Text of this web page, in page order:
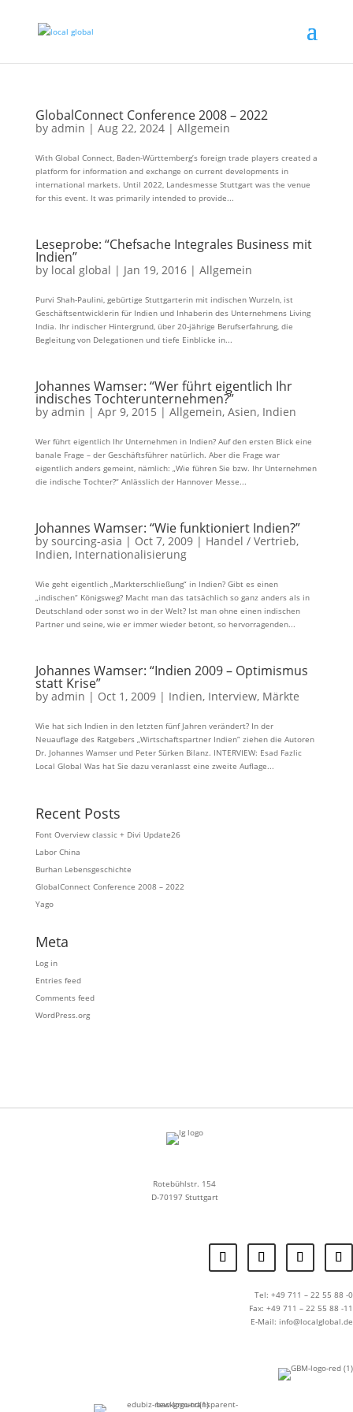
GlobalConnect Conference 2008 – 2022
by admin | Aug 22, 2024| Allgemein
With Global Connect, Baden-Württemberg’s foreign trade players created a
platform for information and exchange on current developments in
international markets. Until 2022, Landesmesse Stuttgart was the venue
for this event. It was primarily intended to provide...
Leseprobe: “Chefsache Integrales Business mit
Indien”
by local global | Jan 19, 2016| Allgemein
Purvi Shah-Paulini, gebürtige Stuttgarterin mit indischen Wurzeln, ist
Geschäftsentwicklerin für Indien und Inhaberin des Unternehmens Living
India. Ihr indischer Hintergrund, über 20-jährige Berufserfahrung, die
Begleitung von Delegationen und tiefe Einblicke in...
Johannes Wamser: “Wer führt eigentlich Ihr
indisches Tochterunternehmen?”
by admin | Apr 9, 2015 | Allgemein, Asien, Indien
Wer führt eigentlich Ihr Unternehmen in Indien? Auf den ersten Blick eine
banale Frage – der Geschäftsführer natürlich. Aber die Frage war
eigentlich anders gemeint, nämlich: „Wie führen Sie bzw. Ihr Unternehmen
die indische Tochter?“ Anlässlich der Hannover Messe...
Johannes Wamser: “Wie funktioniert Indien?”
by sourcing-asia | Oct 7, 2009| Handel / Vertrieb,
Indien, Internationalisierung
Wie geht eigentlich „Markterschließung“ in Indien? Gibt es einen
„indischen“ Königsweg? Macht man das tatsächlich so ganz anders als in
Deutschland oder sonst wo in der Welt? Ist man ohne einen indischen
Partner und seine, wie er immer wieder betont, so hervorragenden...
Johannes Wamser: “Indien 2009 – Optimismus
statt Krise”
by admin | Oct 1, 2009| Indien, Interview, Märkte
Wie hat sich Indien in den letzten fünf Jahren verändert? In der
Neuauflage des Ratgebers „Wirtschaftspartner Indien“ ziehen die Autoren
Dr. Johannes Wamser und Peter Sürken Bilanz. INTERVIEW: Esad Fazlic
Local Global Was hat Sie dazu veranlasst eine zweite Auflage...
Recent Posts
Font Overview classic + Divi Update26
Labor China
Burhan Lebensgeschichte
GlobalConnect Conference 2008 – 2022
Yago
Meta
Log in
Entries feed
Comments feed
WordPress.org
Rotebühlstr. 154
D-70197 Stuttgart
Tel: +49 711 – 22 55 88 -0
Fax: +49 711 – 22 55 88 -11
E-Mail: info@localglobal.de